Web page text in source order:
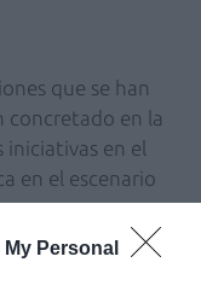
Personal
que se han
concretado en la
en el
en el escenario
establecer una